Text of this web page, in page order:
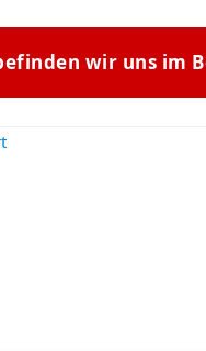
befinden wir uns